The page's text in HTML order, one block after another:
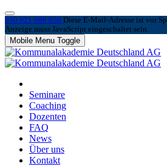
030 921 098 050 Diese E-Mail-Adresse ist vor
Anzeige muss JavaScript eingeschaltet sein.
Mobile Menu Toggle
Seminare
Coaching
Dozenten
FAQ
News
Über uns
Kontakt